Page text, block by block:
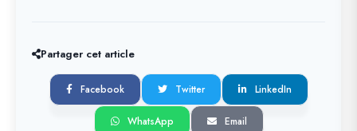
Partager cet article
Facebook Twitter LinkedIn
WhatsApp Email